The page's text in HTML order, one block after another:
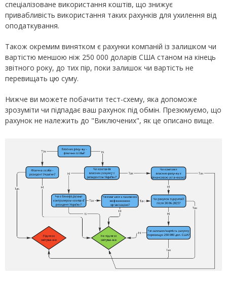
спеціалізоване використання коштів, що знижує
привабливість використання таких рахунків для ухилення від
оподаткування.
Також окремим винятком є рахунки компаній із залишком чи
вартістю меншою ніж 250 000 доларів США станом на кінець
звітного року, до тих пір, поки залишок чи вартість не
перевищать цю суму.
Нижче ви можете побачити тест-схему, яка допоможе
зрозуміти чи підпадає ваш рахунок під обмін. Презюмуємо, що
рахунок не належить до "Виключених", як це описано вище.